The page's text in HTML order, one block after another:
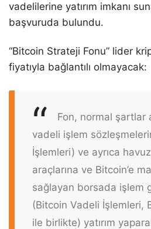
vadelilerine yatırım imkanı
başvuruda bulundu.
“Bitcoin Strateji Fonu” lider
fiyatıyla bağlantılı olmayacak:
Fon, normal şartlar
vadeli işlem
İşlemleri) ve ayrıca
araçlarına ve Bitcoin’e
sağlayan borsada işlem
(Bitcoin Vadeli İşlemleri,
ile birlikte) yatırım